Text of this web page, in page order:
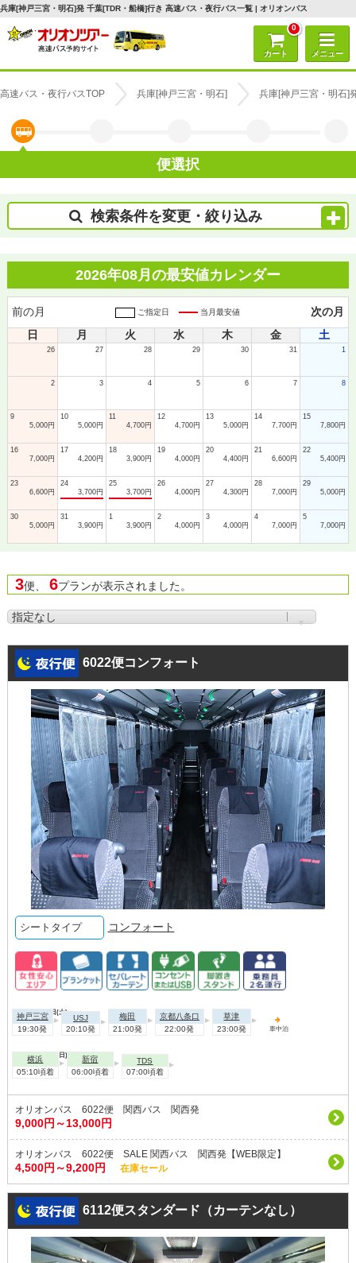
兵庫[神戸三宮・明石]発 千葉[TDR・船橋]行き 高速バス・夜行バス一覧 | オリオンバス
0
カート メニュー
高速バス・夜行バスTOP 兵庫[神戸三宮・明石] 兵庫[神戸三宮・明石]
便選択
検索条件を変更・絞り込み
2026年08月の最安値カレンダー
前の月 ご指定日 当月最安値
次の月
日
月 火 水 木 金 土
26 27 28 29 30 31 1
2 3 4 5 6 7 8
9
5,000円
10
5,000円
11
4,700円
12
4,700円
13
5,000円
14
7,700円
15
7,800円
16
7,000円
17
4,200円
18
3,900円
19
4,000円
20
4,400円
21
6,600円
22
5,400円
23
6,600円
24
3,700円
25
3,700円
26
4,000円
27
4,300円
28
7,000円
29
5,000円
30
5,000円
31
3,900円
1
3,900円
2
4,000円
3
4,000円
4
7,000円
5
7,000円
3便、 6プランが表示されました。
6022便コンフォート
シートタイプ コンフォート
2026年08月08日(土)
神戸三宮
19:30発
USJ
20:10発
梅田
21:00発
京都八条口
22:00発
草津
23:00発
車中泊
2026年08月09日(日)
横浜
05:10頃着
新宿
06:00頃着
TDS
07:00頃着
オリオンバス 6022便 関西バス 関西発
9,000円～13,000円
オリオンバス 6022便 SALE 関西バス 関西発【WEB限定】
4,500円～9,200円 在庫セール
6112便スタンダード（カーテンなし）